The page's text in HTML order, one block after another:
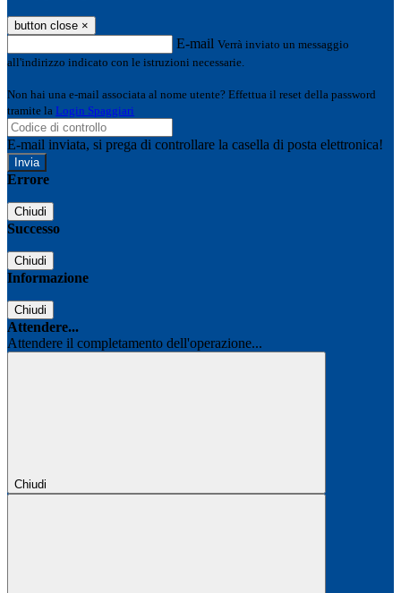
button close ×
E-mail Verrà inviato un messaggio
all'indirizzo indicato con le istruzioni necessarie.
Non hai una e-mail associata al nome utente? Effettua il reset della password
tramite la Login Spaggiari
E-mail inviata, si prega di controllare la casella di posta elettronica!
Errore
Chiudi
Successo
Chiudi
Informazione
Chiudi
Attendere...
Attendere il completamento dell'operazione...
Chiudi